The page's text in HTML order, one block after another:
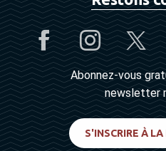
Abonnez-vous
newsletter
S'INSCRIRE À